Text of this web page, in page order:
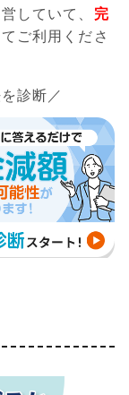
していて、 完
ご利用くださ
診断／